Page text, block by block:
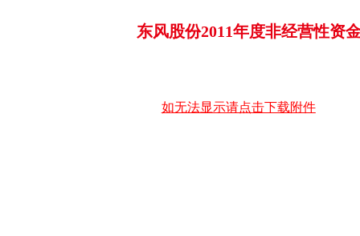
东风股份2011年度非经营性资
如无法显示请点击下载附件